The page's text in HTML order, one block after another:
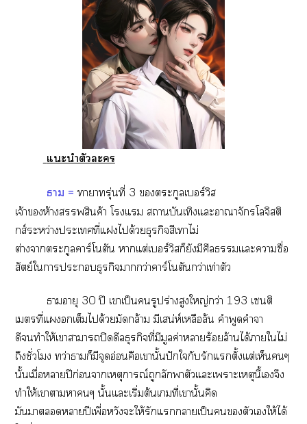
แะนำตัวะ
ธาม = าารุ่นที่ 3 ตระกูลเบอร์วิส
เจ้าห้างสินค้า โแ สถานบันเทิงแะอาณาจักรโลจิสติ
กส์ระหว่างะเที่แได้วยธุรกิจสีเาไม่
ต่างาตระกูลาร์โตัน าแต่เบอร์วิสก็ยังมีศีลแะาซื่อ
สัตย์ใาะธุรกิจากว่าาร์โตันกว่าเท่าตัว
ธาายุ 30 ปี เาเป็นรูปร่างสูงใหญ่กว่า 193 เซนติ
เมตรที่แเต็มได้วยมัดกล้าม มีเสน่ห์เหลือล้น คำพูดคำจา
ดีทำให้เาาาปิดดีลธุรกิจที่มีมูลค่าาร้อยล้านได้าใไม่
ถึงชั่วโมง ทว่าธามก็มีจุดอ่อนคือเานั้นปักใกับรักแตั้งแต่เห็นๆ
นั้นเมื่อาปีก่อนาเหตุการณ์ถูกลักพาตัวแะเาะเหตุนี้เจึง
ทำให้เาาาๆ นั้นและเริ่มต้นเที่เานั้นคิด
มันาาปีเพื่อหวังะให้รักแาเป็นตัวเให้ได้